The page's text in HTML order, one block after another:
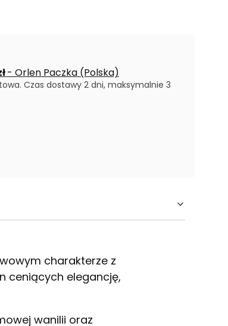
- Orlen Paczka (Polska)
Czas dostawy 2 dni, maksymalnie 3
charakterze z
ceniących elegancję,
wanilii oraz